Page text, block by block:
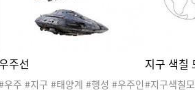
주선
우주 #지구 #태양계 #행성 #우주인
지구 색칠
#지구색칠